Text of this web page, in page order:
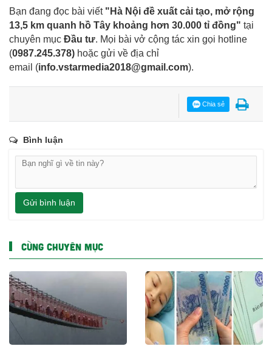
Bạn đang đọc bài viết "Hà Nội đề xuất cải tạo, mở rộng
13,5 km quanh hồ Tây khoảng hơn 30.000 tỉ đồng" tại
chuyên mục Đầu tư. Mọi bài vở cộng tác xin gọi hotline
(0987.245.378) hoặc gửi về địa chỉ
email (info.vstarmedia2018@gmail.com).
Chia sẻ
Bình luận
Gửi bình luận
CÙNG CHUYÊN MỤC